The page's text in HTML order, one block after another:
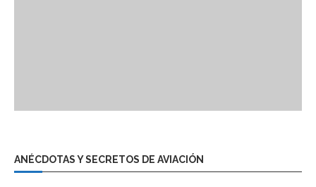
ANÉCDOTAS Y SECRETOS DE AVIACIÓN